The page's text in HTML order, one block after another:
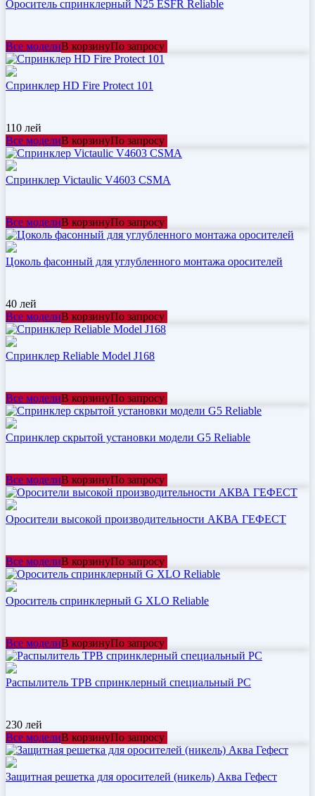
Ороситель спринклерный N25 ESFR Reliable
Все моделиВ корзинуПо запросу
Спринклер HD Fire Protect 101
110 лей
Все моделиВ корзинуПо запросу
Спринклер Victaulic V4603 CSMA
Все моделиВ корзинуПо запросу
Цоколь фасонный для углубленного монтажа оросителей
40 лей
Все моделиВ корзинуПо запросу
Спринклер Reliable Model J168
Все моделиВ корзинуПо запросу
Спринклер скрытой установки модели G5 Reliable
Все моделиВ корзинуПо запросу
Оросители высокой производительности АКВА ГЕФЕСТ
Все моделиВ корзинуПо запросу
Ороситель спринклерный G XLO Reliable
Все моделиВ корзинуПо запросу
Распылитель ТРВ спринклерный специальный РС
230 лей
Все моделиВ корзинуПо запросу
Защитная решетка для оросителей (никель) Аква Гефест